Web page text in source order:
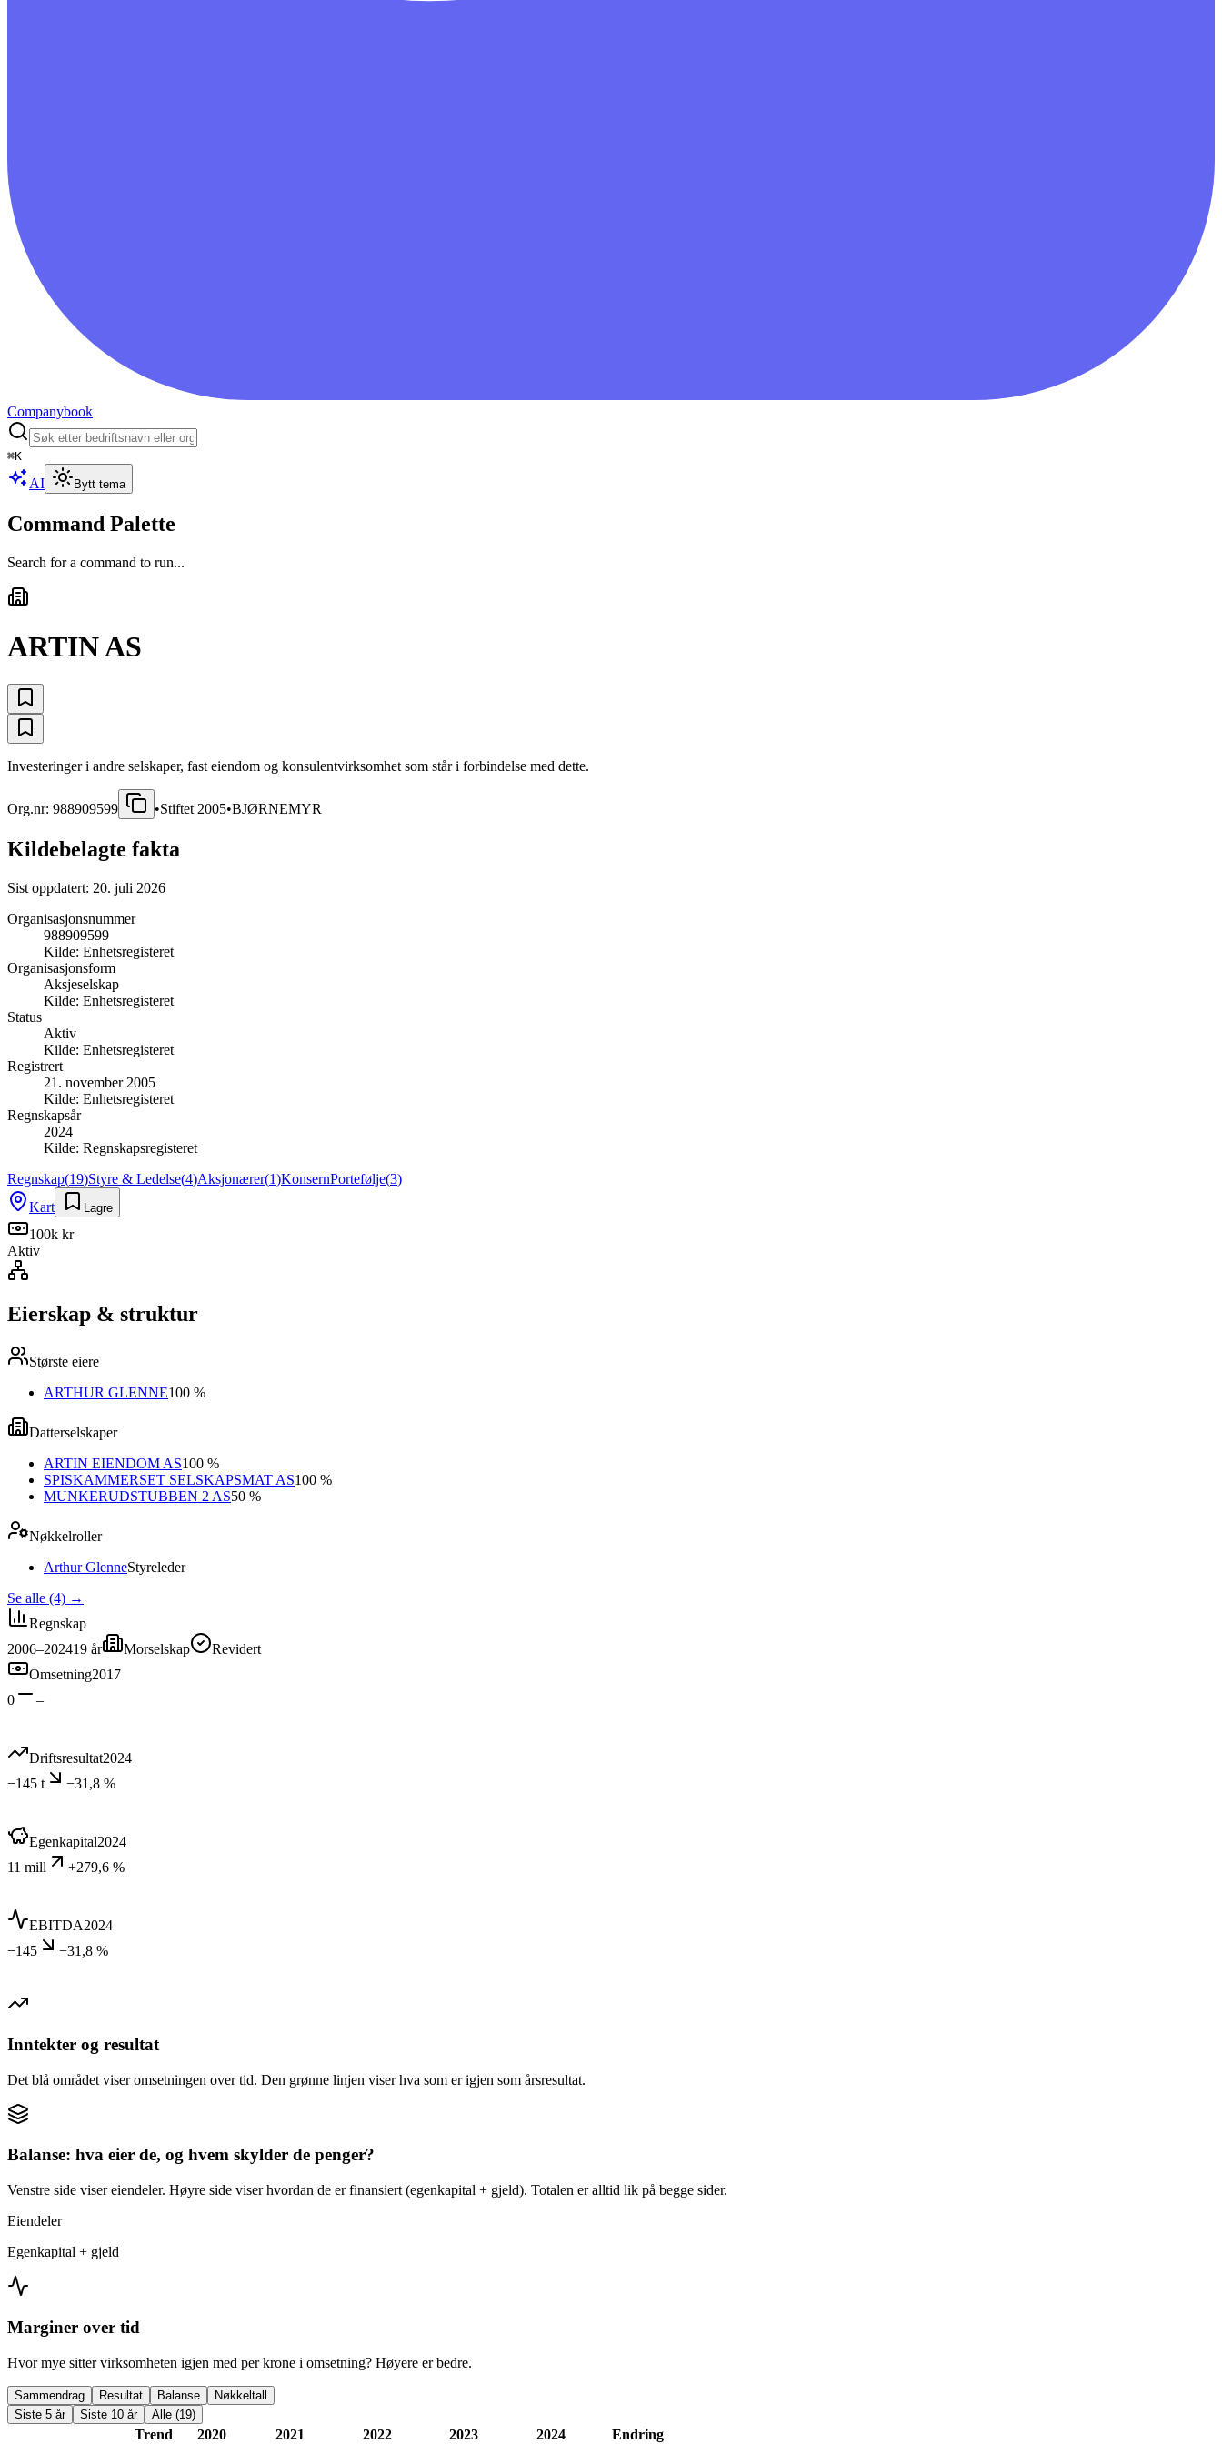
Companybook
⌘K
AI Bytt tema
Command Palette
Search for a command to run...
ARTIN AS
Investeringer i andre selskaper, fast eiendom og konsulentvirksomhet som står i forbindelse med dette.
Org.nr: 988909599 •Stiftet 2005•BJØRNEMYR
Kildebelagte fakta
Sist oppdatert: 20. juli 2026
Organisasjonsnummer
988909599
Kilde: Enhetsregisteret
Organisasjonsform
Aksjeselskap
Kilde: Enhetsregisteret
Status
Aktiv
Kilde: Enhetsregisteret
Registrert
21. november 2005
Kilde: Enhetsregisteret
Regnskapsår
2024
Kilde: Regnskapsregisteret
Regnskap(19)Styre & Ledelse(4)Aksjonærer(1)KonsernPortefølje(3)
Kart
Lagre
100k kr
Aktiv
Eierskap & struktur
Største eiere
ARTHUR GLENNE100 %
Datterselskaper
ARTIN EIENDOM AS100 %
SPISKAMMERSET SELSKAPSMAT AS100 %
MUNKERUDSTUBBEN 2 AS50 %
Nøkkelroller
Arthur GlenneStyreleder
Se alle (4) →
Regnskap
2006–202419 år Morselskap
Revidert
Omsetning2017
0
–
Driftsresultat2024
−145 t
−31,8 %
Egenkapital2024
11 mill
+279,6 %
EBITDA2024
−145
−31,8 %
Inntekter og resultat
Det blå området viser omsetningen over tid. Den grønne linjen viser hva som er igjen som årsresultat.
Balanse: hva eier de, og hvem skylder de penger?
Venstre side viser eiendeler. Høyre side viser hvordan de er finansiert (egenkapital + gjeld). Totalen er alltid lik på begge sider.
Eiendeler
Egenkapital + gjeld
Marginer over tid
Hvor mye sitter virksomheten igjen med per krone i omsetning? Høyere er bedre.
Sammendrag Resultat Balanse
Nøkkeltall
Siste 5 år
Siste 10 år Alle (19)
Trend 2020 2021 2022 2023 2024 Endring